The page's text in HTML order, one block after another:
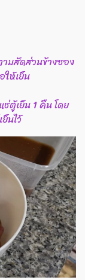
ามสัดส่วนข้างซอง​
ห้เย็น
ตู้เย็น 1 คืน โดย
นไว้